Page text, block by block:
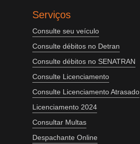
Serviços
Consulte seu veículo
Consulte débitos no Detran
Consulte débitos no SENATRAN
Consulte Licenciamento
Consulte Licenciamento Atrasado
Licenciamento 2024
Consultar Multas
Despachante Online